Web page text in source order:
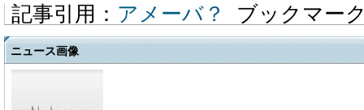
記事引用： アメーバ？ ブックマー
ニュース画像